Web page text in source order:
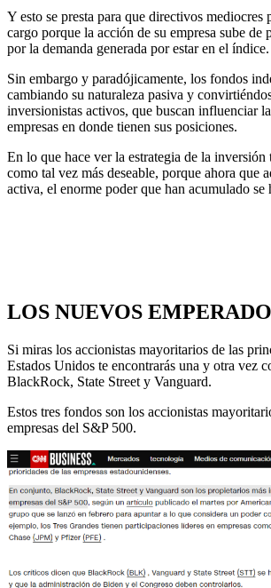
Y esto se presta para que directivos mediocres
cargo porque la acción de su empresa sube de
por la demanda generada por estar en el índice.
Sin embargo y paradójicamente, los fondos
cambiando su naturaleza pasiva y
inversionistas activos, que buscan influenciar
empresas en donde tienen sus posiciones.
En lo que hace ver la estrategia de la inversión
como tal vez más deseable, porque ahora que
activa, el enorme poder que han acumulado se
LOS NUEVOS
Si miras los accionistas mayoritarios de las
Estados Unidos te encontrarás una y otra vez
BlackRock, State Street y Vanguard.
Estos tres fondos son los accionistas
empresas del S&P 500.